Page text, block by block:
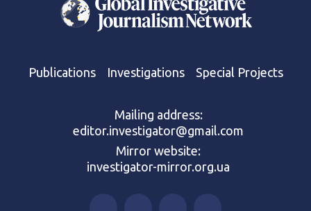
Publications Investigations Special Projects
Mailing address:
editor.investigator@gmail.com
Mirror website:
investigator-mirror.org.ua